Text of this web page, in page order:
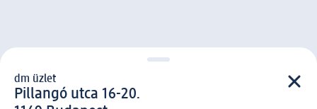
d m üzlet
dm üzlet
Pillangó utca 16-20.